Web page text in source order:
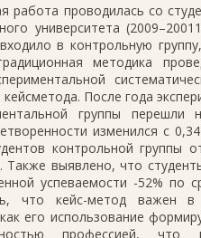
работа проводилась со
университета
в контрольную
методика
После года
группы
изменился с
контрольной группы
Также выявлено, что
успеваемости -52% по
что кейс-метод важен в
его использование
профессией,